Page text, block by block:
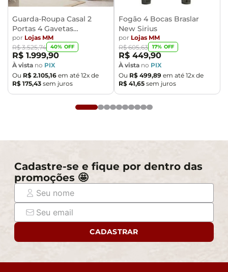
assine o comprovante de recebimento.
- Montagem, desmontagem e outras instalações serão
de responsabilidade do cliente. Não nos
responsabilizamos, no ato da entrega, por subir
escadas/elevadores ou pelo transporte por guincho em
apartamentos. Eventuais despesas são de
responsabilidade do comprador.
- Confira as dimensões do produto e certifique-se de
que passará normalmente por supostos elevadores,
portas, escadas e/ou corredores de sua residência.
Guarda-Roupa Casal 2
Portas 4 Gavetas
Caemmun Moviment
por Lojas MM
R$ 3.525,74 40% OFF
R$ 1.999,90
À vista no PIX
Ou R$ 2.105,16 em até 12x de
R$ 175,43 sem juros
Fogão 4 Bocas Braslar
New Sirius
por Lojas MM
R$ 605,63 17% OFF
R$ 449,90
À vista no PIX
Ou R$ 499,89 em até 12x de
R$ 41,65 sem juros
Cadastre-se e fique por dentro das
promoções 🤩
CADASTRAR